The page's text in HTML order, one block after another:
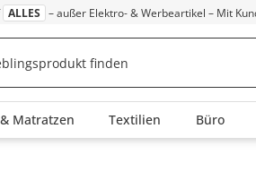
ALLES – außer Elektro- & Werbeartikel – Mit
Matratzen Textilien Büro